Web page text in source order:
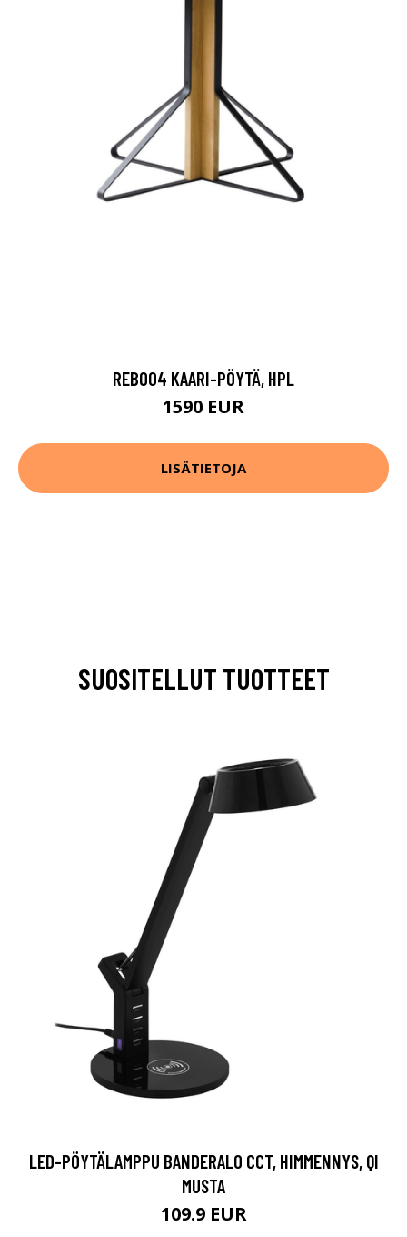
REB004 KAARI-PÖYTÄ, HPL
1590 EUR
LISÄTIETOJA
SUOSITELLUT TUOTTEET
LED-PÖYTÄLAMPPU BANDERALO CCT, HIMMENNYS, QI
MUSTA
109.9 EUR